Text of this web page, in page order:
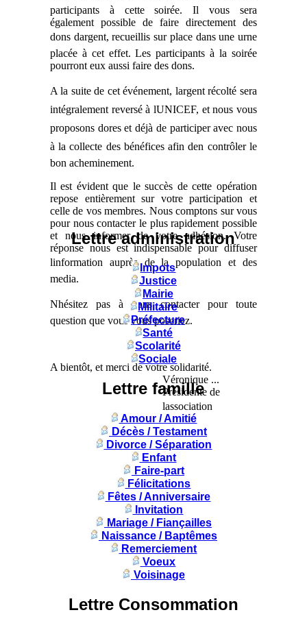
participants à cette soirée. Il vous sera
également possible de faire directement des
dons dargent, recueillis sur place dans une urne
placée à cet effet. Les participants à la soirée
pourront eux aussi faire des dons.
A la suite de cet événement, largent récolté sera
intégralement reversé à lUNICEF, et nous vous
proposons dores et déjà de participer avec nous
à la collecte des bénéfices afin den contrôler le
bon acheminement.
Il est évident que le succès de cette opération
repose entièrement sur votre participation et
celle de vos membres. Nous comptons sur vous
pour nous contacter le plus rapidement possible
et nous informer de votre adhésion. Votre
réponse nous est indispensable pour diffuser
linformation auprès de la population et des
media.
Nhésitez pas à nous contacter pour toute
question que vous vous poseriez.
A bientôt, et merci de votre solidarité.
Véronique ...
Présidente de
lassociation
Lettre administration
Impots
Justice
Mairie
Militaire
Préfecture
Santé
Scolarité
Sociale
Lettre famille
Amour / Amitié
Décès / Testament
Divorce / Séparation
Enfant
Faire-part
Félicitations
Fêtes / Anniversaire
Invitation
Mariage / Fiançailles
Naissance / Baptêmes
Remerciement
Voeux
Voisinage
Lettre Consommation